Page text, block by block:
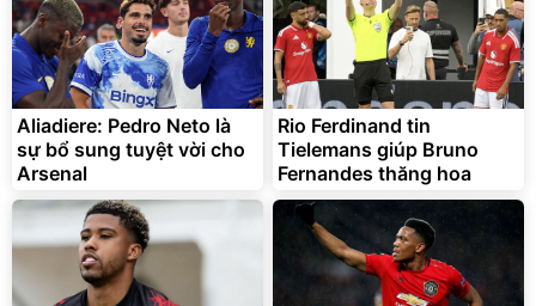
Bạt phủ xe ô tô cao cấp,
tráng nhôm 03 lớp
392.000đ
325.000đ
Đã bán nhiều
Xe đạp điện trợ lực G-
Force C14 gấp gọn bỏ cốp
tiện lợi
9.900.000
7.092.000đ
Đang xem nhiều
G-FORCE VIETNA
Aliadiere: Pedro Neto là
sự bổ sung tuyệt vời cho
Arsenal
Rio Ferdinand tin
Tielemans giúp Bruno
Fernandes thăng hoa